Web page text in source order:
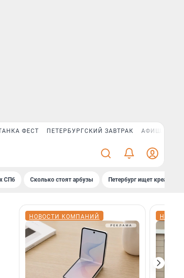
ФЕСТ ПЕТЕРБУРГСКИЙ ЗАВТРАК АФИША PLUS
СПб Сколько стоят арбузы Петербург ищет креатив
НОВОСТИ КОМПАНИЙ